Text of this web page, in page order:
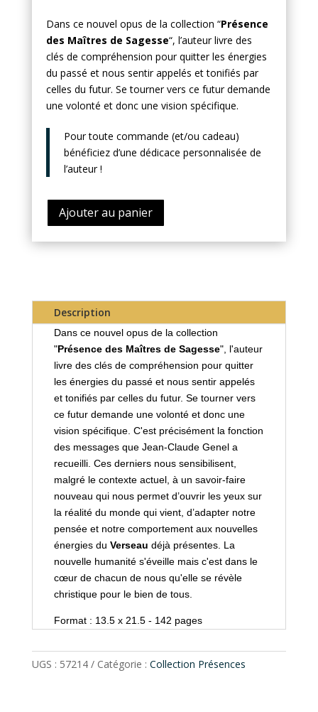
Dans ce nouvel opus de la collection “Présence
des Maîtres de Sagesse“, l’auteur livre des
clés de compréhension pour quitter les énergies
du passé et nous sentir appelés et tonifiés par
celles du futur. Se tourner vers ce futur demande
une volonté et donc une vision spécifique.
Pour toute commande (et/ou cadeau)
bénéficiez d’une dédicace personnalisée de
l’auteur !
Ajouter au panier
Description
Dans ce nouvel opus de la collection
"Présence des Maîtres de Sagesse", l'auteur
livre des clés de compréhension pour quitter
les énergies du passé et nous sentir appelés
et tonifiés par celles du futur. Se tourner vers
ce futur demande une volonté et donc une
vision spécifique. C'est précisément la fonction
des messages que Jean-Claude Genel a
recueilli. Ces derniers nous sensibilisent,
malgré le contexte actuel, à un savoir-faire
nouveau qui nous permet d’ouvrir les yeux sur
la réalité du monde qui vient, d’adapter notre
pensée et notre comportement aux nouvelles
énergies du Verseau déjà présentes. La
nouvelle humanité s'éveille mais c'est dans le
cœur de chacun de nous qu'elle se révèle
christique pour le bien de tous.
Format : 13.5 x 21.5 - 142 pages
UGS : 57214 Catégorie : Collection Présences